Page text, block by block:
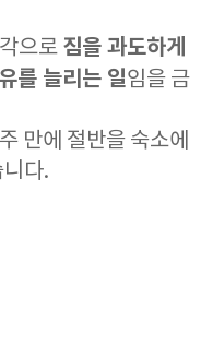
으로 짐을 과도하게
를 늘리는 일임을 금
만에 절반을 숙소에
다.